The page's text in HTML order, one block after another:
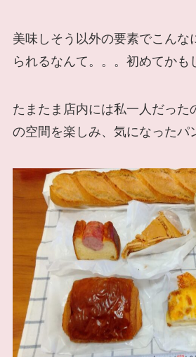
美味しそう以外の要素でこんな
られるなんて。。。初めてかも
たまたま店内には私一人だった
の空間を楽しみ、気になったパ